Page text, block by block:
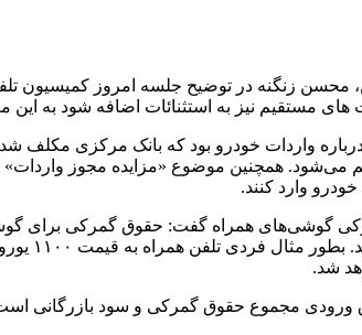
می‌شود. همچنین موضوع «مزایده مجوز
ورودی مجموع حقوق گمرکی و سود بازرگانی